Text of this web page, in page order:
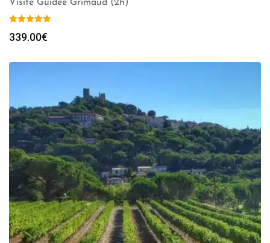
Visite Guidée Grimaud (2h)
339.00€